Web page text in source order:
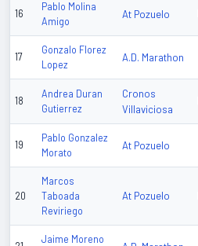
16
Pablo Molina
Amigo
At Pozuelo
17
Gonzalo Florez
Lopez
A.D. Marathon
18
Andrea Duran
Gutierrez
Cronos
Villaviciosa
19
Pablo Gonzalez
Morato
At Pozuelo
20
Marcos
Taboada
Reviriego
At Pozuelo
Jaime Moreno